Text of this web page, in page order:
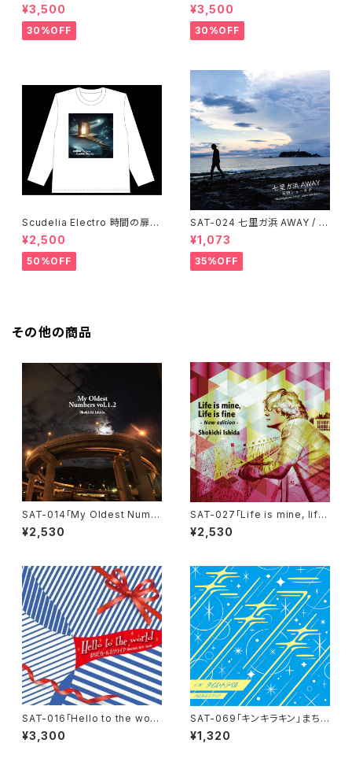
シャツ・半袖・ホワイト
¥3,500
30%OFF
シャツ・半袖・ブラック
¥3,500
30%OFF
Scudelia Electro 時間の扉T
シャツ・長袖・ホワイト
¥2,500
50%OFF
SAT-024 七里ガ浜 AWAY / 石
田ショーキチ
¥1,073
35%OFF
その他の商品
SAT-014「My Oldest Numb
ers vol. 1.2」石田ショーキチ
¥2,530
SAT-027「Life is mine, life
is fine -New edition-」
¥2,530
SAT-016「Hello to the worl
d」まちだガールズクワイア
¥3,300
SAT-069「キンキラキン」まち
だガールズ・クワイア
¥1,320